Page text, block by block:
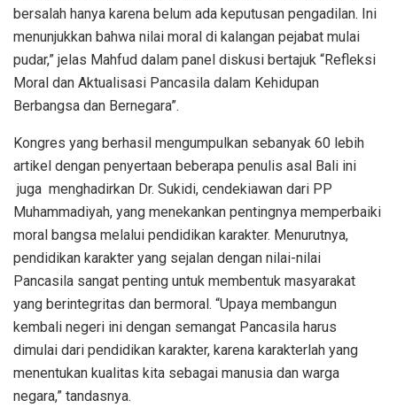
bersalah hanya karena belum ada keputusan pengadilan. Ini
menunjukkan bahwa nilai moral di kalangan pejabat mulai
pudar,” jelas Mahfud dalam panel diskusi bertajuk “Refleksi
Moral dan Aktualisasi Pancasila dalam Kehidupan
Berbangsa dan Bernegara”.
Kongres yang berhasil mengumpulkan sebanyak 60 lebih
artikel dengan penyertaan beberapa penulis asal Bali ini
juga menghadirkan Dr. Sukidi, cendekiawan dari PP
Muhammadiyah, yang menekankan pentingnya memperbaiki
moral bangsa melalui pendidikan karakter. Menurutnya,
pendidikan karakter yang sejalan dengan nilai-nilai
Pancasila sangat penting untuk membentuk masyarakat
yang berintegritas dan bermoral. “Upaya membangun
kembali negeri ini dengan semangat Pancasila harus
dimulai dari pendidikan karakter, karena karakterlah yang
menentukan kualitas kita sebagai manusia dan warga
negara,” tandasnya.